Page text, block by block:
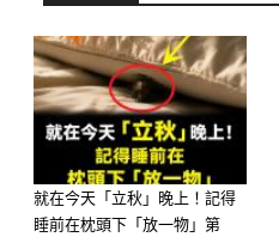
橫財爆發點： 屬馬
你們的財帛宮迎來
星強勢感應！這代
的「財富雷達」達
直覺出奇地準。
就在今天「立秋」晚上！記得
睡前在枕頭下「放一物」第